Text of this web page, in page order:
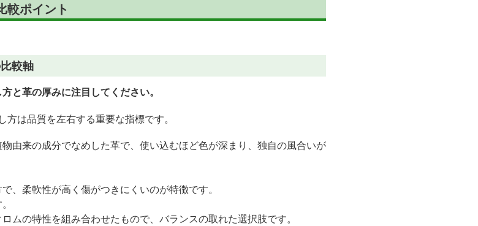
較ポイント
較軸
と革の厚みに注目してください。
は品質を左右する重要な指標です。
物由来の成分でなめした革で、使い込むほど色が深まり、独自の風合いが
、柔軟性が高く傷がつきにくいのが特徴です。
ロムの特性を組み合わせたもので、バランスの取れた選択肢です。